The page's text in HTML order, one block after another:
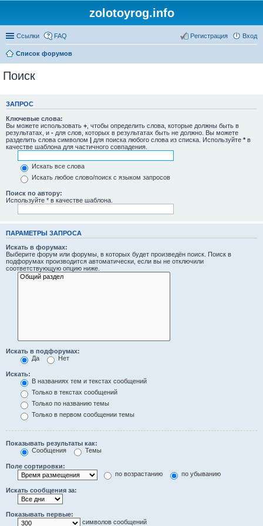
zolotoyrog.info
Ссылки FAQ Вход
Регистрация
Список форумов
Поиск
ЗАПРОС
Ключевые слова:
Вы можете использовать + , чтобы определить слова, которые должны быть в
результатах, и - для слов, которых в результатах быть не должно. Вы можете
разделить слова символом | для поиска любого слова из списка. Используйте * в
качестве шаблона для частичного совпадения.
Искать все слова
Искать любое слово/поиск с языком запросов
Поиск по автору:
Используйте * в качестве шаблона.
ПАРАМЕТРЫ ЗАПРОСА
Искать в форумах:
Выберите форум или форумы, в которых будет произведён поиск. Поиск в
подфорумах производится автоматически, если вы не отключили
соответствующую опцию ниже.
Искать в подфорумах:
Да
Нет
Искать:
В названиях тем и текстах сообщений
Только в текстах сообщений
Только по названию темы
Только в первом сообщении темы
Показывать результаты как:
Сообщения
Темы
Поле сортировки:
по возрастанию
по убыванию
Искать сообщения за:
Показывать первые:
символов сообщений